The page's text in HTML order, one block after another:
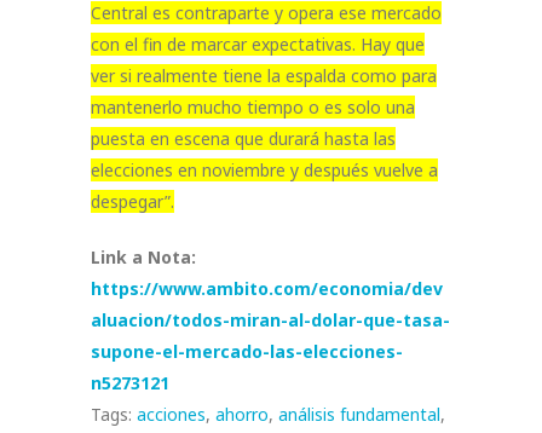
Central es contraparte y opera ese mercado
con el fin de marcar expectativas. Hay que
ver si realmente tiene la espalda como para
mantenerlo mucho tiempo o es solo una
puesta en escena que durará hasta las
elecciones en noviembre y después vuelve a
despegar”.
Link a Nota:
https://www.ambito.com/economia/dev
aluacion/todos-miran-al-dolar-que-tasa-
supone-el-mercado-las-elecciones-
n5273121
Tags: acciones, ahorro, análisis fundamental,